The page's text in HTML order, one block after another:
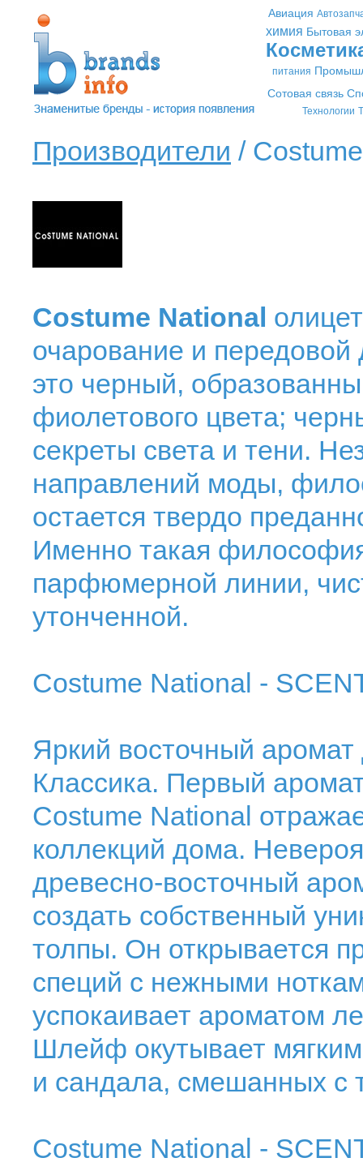
Авиация
химия Бытовая
питания
Сотовая связь
Технологии
Производители /
Costume National
очарование и
это черный,
фиолетового цвета;
секреты света и тени.
направлений моды,
остается твердо
Именно такая
парфюмерной линии,
утонченной.
Costume National -
Яркий восточный аромат
Классика. Первый
Costume National
коллекций дома.
древесно-восточный
создать собственный
толпы. Он открывается
специй с нежными
успокаивает ароматом
Шлейф окутывает
и сандала, смешанных с
Costume National -